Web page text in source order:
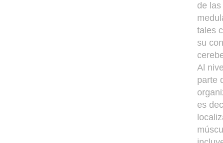
de
tales
su
Al
parte
es